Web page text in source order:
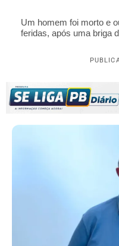
Um homem foi morto e
feridas, após uma briga